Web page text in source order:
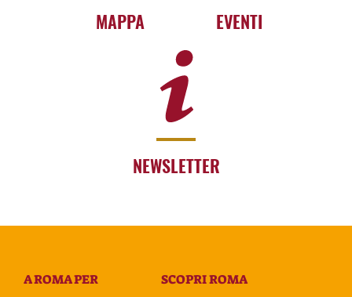
MAPPA EVENTI
NEWSLETTER
A ROMA PER SCOPRI ROMA